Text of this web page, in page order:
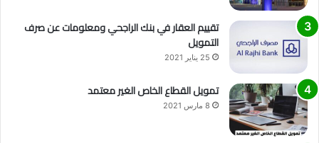
تقييم العقار في بنك الراجحي ومعلومات عن صرف
التمويل
25 يناير 2021
تمويل القطاع الخاص الغير معتمد
8 مارس 2021